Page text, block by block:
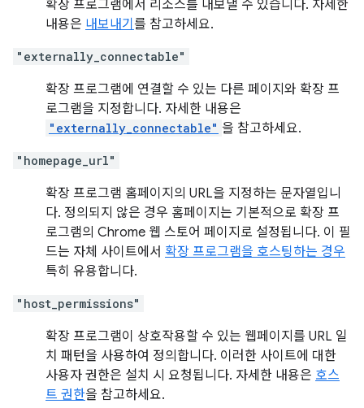
확장 프로그램에서 리소스를 내보낼 수 있습니다. 자세한
내용은 내보내기 를 참고하세요.
"externally_connectable"
확장 프로그램에 연결할 수 있는 다른 페이지와 확장 프
로그램을 지정합니다. 자세한 내용은
"externally_connectable" 을 참고하세요.
"homepage_url"
확장 프로그램 홈페이지의 URL을 지정하는 문자열입니
다. 정의되지 않은 경우 홈페이지는 기본적으로 확장 프
로그램의 Chrome 웹 스토어 페이지로 설정됩니다. 이 필
드는 자체 사이트에서 확장 프로그램을 호스팅하는 경우
특히 유용합니다.
"host_permissions"
확장 프로그램이 상호작용할 수 있는 웹페이지를 URL 일
치 패턴을 사용하여 정의합니다. 이러한 사이트에 대한
사용자 권한은 설치 시 요청됩니다. 자세한 내용은 호스
트 권한을 참고하세요.